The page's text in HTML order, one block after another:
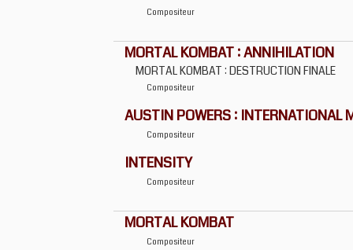
Compositeur
MORTAL KOMBAT : ANNIHILATION
MORTAL KOMBAT : DESTRUCTION FINALE
Compositeur
AUSTIN POWERS : INTERNATIONAL
Compositeur
INTENSITY
Compositeur
MORTAL KOMBAT
Compositeur